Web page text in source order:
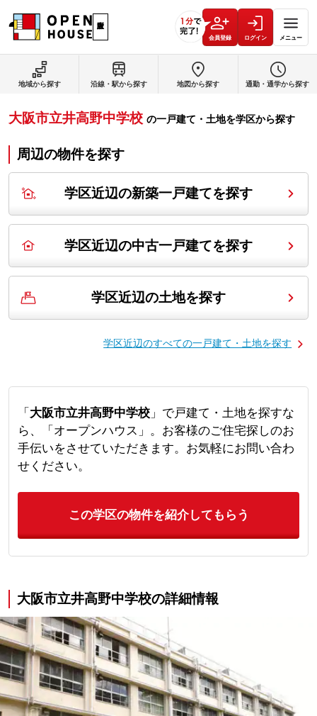
会員登録 ログイン メニュー
地域から探す 沿線・駅から探す 地図から探す 通勤・通学から探す
大阪市立井高野中学校 の一戸建て・土地を学区から探す
周辺の物件を探す
学区近辺の新築一戸建てを探す
学区近辺の中古一戸建てを探す
学区近辺の土地を探す
学区近辺のすべての一戸建て・土地を探す
「 大阪市立井高野中学校」で戸建て・土地を探すな
ら、「オープンハウス」。お客様のご住宅探しのお
手伝いをさせていただきます。お気軽にお問い合わ
せください。
この学区の物件を紹介してもらう
大阪市立井高野中学校の詳細情報